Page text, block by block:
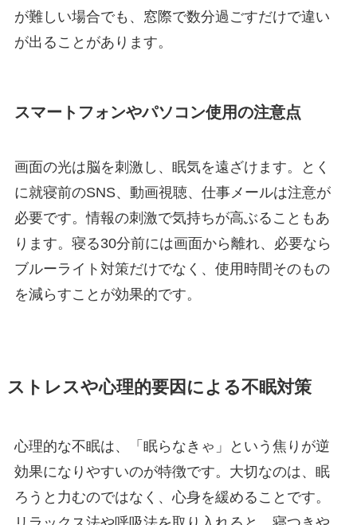
が難しい場合でも、窓際で数分過ごすだけで違い
が出ることがあります。
スマートフォンやパソコン使用の注意点
画面の光は脳を刺激し、眠気を遠ざけます。とく
に就寝前のSNS、動画視聴、仕事メールは注意が
必要です。情報の刺激で気持ちが高ぶることもあ
ります。寝る30分前には画面から離れ、必要なら
ブルーライト対策だけでなく、使用時間そのもの
を減らすことが効果的です。
ストレスや心理的要因による不眠対策
心理的な不眠は、「眠らなきゃ」という焦りが逆
効果になりやすいのが特徴です。大切なのは、眠
ろうと力むのではなく、心身を緩めることです。